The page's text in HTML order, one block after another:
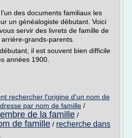
des documents familiaux les
un généalogiste débutant. Voici
servir des livrets de famille de
grands-parents.
il est souvent bien difficile
années 1900.
rechercher l'origine d'un nom de
par nom de famille /
de la famille /
de famille / recherche dans